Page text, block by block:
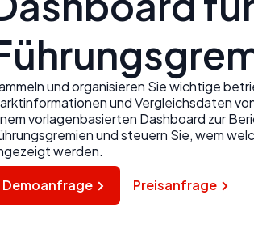
und organisieren Sie wichtige
und Vergleichsdaten
vorlagenbasierten Dashboard zur
und steuern Sie, wem
werden.
Demoanfrage
Preisanfrage